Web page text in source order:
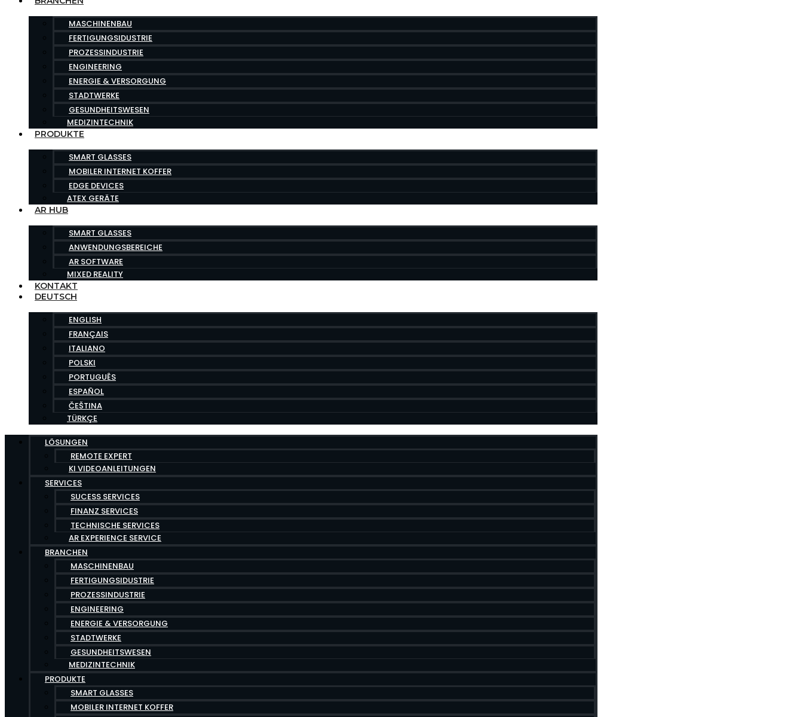
MASCHINENBAU
FERTIGUNGSIDUSTRIE
PROZESSINDUSTRIE
ENGINEERING
ENERGIE & VERSORGUNG
STADTWERKE
GESUNDHEITSWESEN
MEDIZINTECHNIK
PRODUKTE
SMART GLASSES
MOBILER INTERNET KOFFER
EDGE DEVICES
ATEX GERÄTE
AR HUB
SMART GLASSES
ANWENDUNGSBEREICHE
AR SOFTWARE
MIXED REALITY
KONTAKT
DEUTSCH
ENGLISH
FRANÇAIS
ITALIANO
POLSKI
PORTUGUÊS
ESPAÑOL
ČEŠTINA
TÜRKÇE
LÖSUNGEN
REMOTE EXPERT
KI VIDEOANLEITUNGEN
SERVICES
SUCESS SERVICES
FINANZ SERVICES
TECHNISCHE SERVICES
AR EXPERIENCE SERVICE
BRANCHEN
MASCHINENBAU
FERTIGUNGSIDUSTRIE
PROZESSINDUSTRIE
ENGINEERING
ENERGIE & VERSORGUNG
STADTWERKE
GESUNDHEITSWESEN
MEDIZINTECHNIK
PRODUKTE
SMART GLASSES
MOBILER INTERNET KOFFER